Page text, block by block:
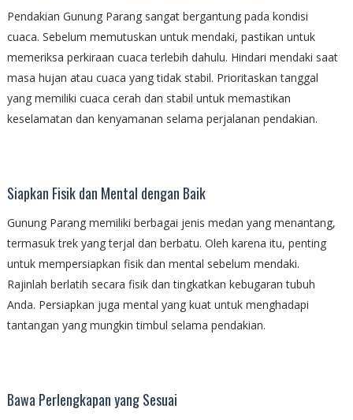
Pendakian Gunung Parang sangat bergantung pada kondisi
cuaca. Sebelum memutuskan untuk mendaki, pastikan untuk
memeriksa perkiraan cuaca terlebih dahulu. Hindari mendaki saat
masa hujan atau cuaca yang tidak stabil. Prioritaskan tanggal
yang memiliki cuaca cerah dan stabil untuk memastikan
keselamatan dan kenyamanan selama perjalanan pendakian.
Siapkan Fisik dan Mental dengan Baik
Gunung Parang memiliki berbagai jenis medan yang menantang,
termasuk trek yang terjal dan berbatu. Oleh karena itu, penting
untuk mempersiapkan fisik dan mental sebelum mendaki.
Rajinlah berlatih secara fisik dan tingkatkan kebugaran tubuh
Anda. Persiapkan juga mental yang kuat untuk menghadapi
tantangan yang mungkin timbul selama pendakian.
Bawa Perlengkapan yang Sesuai